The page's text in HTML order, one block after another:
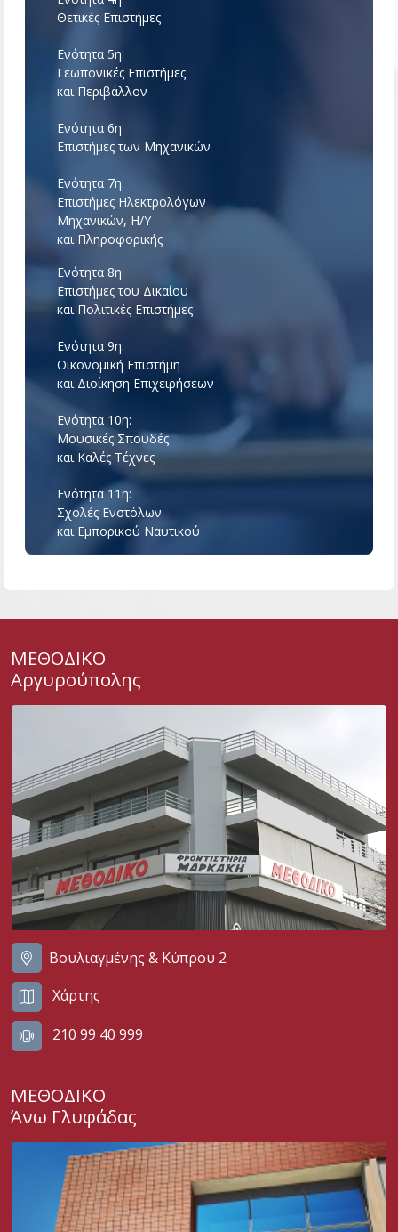
Θετικές Επιστήμες
Ενότητα 5η:
Γεωπονικές Επιστήμες
και Περιβάλλον
Ενότητα 6η:
Επιστήμες των Μηχανικών
Ενότητα 7η:
Επιστήμες Ηλεκτρολόγων
Μηχανικών, Η/Υ
και Πληροφορικής
Ενότητα 8η:
Επιστήμες του Δικαίου
και Πολιτικές Επιστήμες
Ενότητα 9η:
Οικονομική Επιστήμη
και Διοίκηση Επιχειρήσεων
Ενότητα 10η:
Μουσικές Σπουδές
και Καλές Τέχνες
Ενότητα 11η:
Σχολές Ενστόλων
και Εμπορικού Ναυτικού
ΜΕΘΟΔΙΚΟ
Αργυρούπολης
Βουλιαγμένης & Κύπρου 2
Χάρτης
210 99 40 999
ΜΕΘΟΔΙΚΟ
Άνω Γλυφάδας